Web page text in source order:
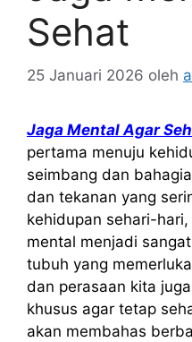
Sehat
25 Januari 2026 oleh
Jaga Mental Agar
pertama menuju
seimbang dan
dan tekanan yang
kehidupan sehari-
mental menjadi
tubuh yang
dan perasaan kita
khusus agar tetap
akan membahas